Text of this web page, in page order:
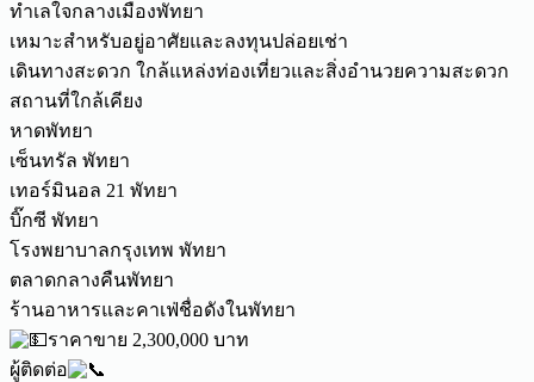
ทำเลใจกลางเมืองพัทยา
เหมาะสำหรับอยู่อาศัยและลงทุนปล่อยเช่า
เดินทางสะดวก ใกล้แหล่งท่องเที่ยวและสิ่งอำนวยความสะดวก
สถานที่ใกล้เคียง
หาดพัทยา
เซ็นทรัล พัทยา
เทอร์มินอล 21 พัทยา
บิ๊กซี พัทยา
โรงพยาบาลกรุงเทพ พัทยา
ตลาดกลางคืนพัทยา
ร้านอาหารและคาเฟ่ชื่อดังในพัทยา
ราคาขาย 2,300,000 บาท
ผู้ติดต่อ